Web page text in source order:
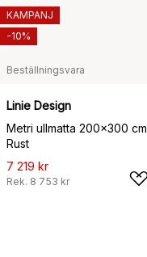
Beställningsvara
Linie Design
Metri ullmatta 200x300 cm,
Rust
7 219 kr
Rek. 8 753 kr
KAMPANJ
-10%